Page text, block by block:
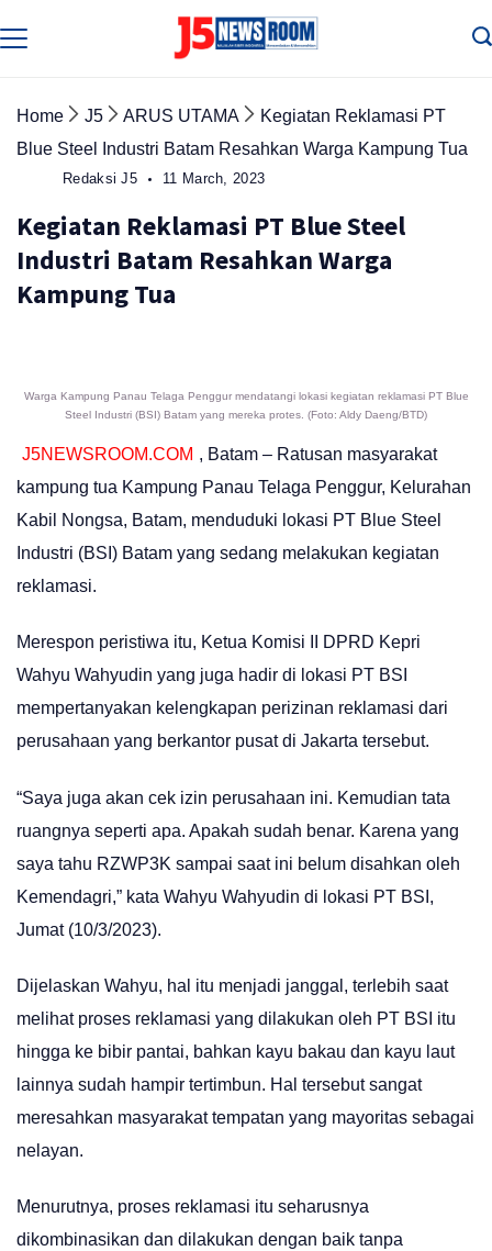
to
Home J5 ARUS UTAMA
Kegiatan Reklamasi PT
Blue Steel Industri Batam Resahkan Warga Kampung Tua
Redaksi J5 11 March, 2023
Kegiatan Reklamasi PT Blue Steel
Industri Batam Resahkan Warga
Kampung Tua
Warga Kampung Panau Telaga Penggur mendatangi lokasi kegiatan reklamasi PT Blue
Steel Industri (BSI) Batam yang mereka protes. (Foto: Aldy Daeng/BTD)
J5NEWSROOM.COM , Batam – Ratusan masyarakat
kampung tua Kampung Panau Telaga Penggur, Kelurahan
Kabil Nongsa, Batam, menduduki lokasi PT Blue Steel
Industri (BSI) Batam yang sedang melakukan kegiatan
reklamasi.
Merespon peristiwa itu, Ketua Komisi II DPRD Kepri
Wahyu Wahyudin yang juga hadir di lokasi PT BSI
mempertanyakan kelengkapan perizinan reklamasi dari
perusahaan yang berkantor pusat di Jakarta tersebut.
“Saya juga akan cek izin perusahaan ini. Kemudian tata
ruangnya seperti apa. Apakah sudah benar. Karena yang
saya tahu RZWP3K sampai saat ini belum disahkan oleh
Kemendagri,” kata Wahyu Wahyudin di lokasi PT BSI,
Jumat (10/3/2023).
Dijelaskan Wahyu, hal itu menjadi janggal, terlebih saat
melihat proses reklamasi yang dilakukan oleh PT BSI itu
hingga ke bibir pantai, bahkan kayu bakau dan kayu laut
lainnya sudah hampir tertimbun. Hal tersebut sangat
meresahkan masyarakat tempatan yang mayoritas sebagai
nelayan.
Menurutnya, proses reklamasi itu seharusnya
dikombinasikan dan dilakukan dengan baik tanpa